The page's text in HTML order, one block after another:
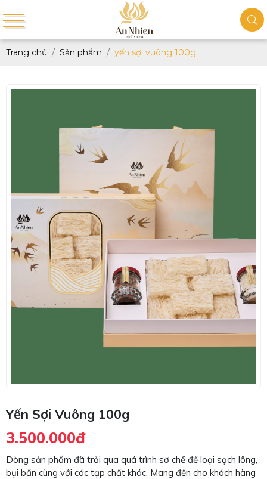
Trang chủ Sản phẩm yến sợi vuông 100g
Yến Sợi Vuông 100g
3.500.000đ
Dòng sản phẩm đã trải qua quá trình sơ chế để loại sạch lông,
bụi bẩn cùng với các tạp chất khác. Mang đến cho khách hàng